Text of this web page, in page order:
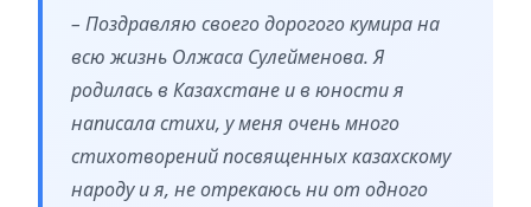
– Поздравляю своего дорогого кумира на
всю жизнь Олжаса Сулейменова. Я
родилась в Казахстане и в юности я
написала стихи, у меня очень много
стихотворений посвященных казахскому
народу и я, не отрекаюсь ни от одного